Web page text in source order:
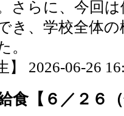
さらに、今回
き、学校全体
。
】 2026-06-26
食【６／２６